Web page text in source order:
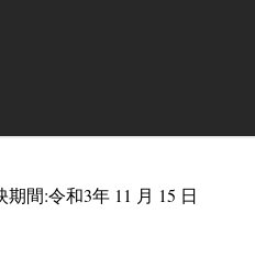
間:令和3年 11 月 15 日